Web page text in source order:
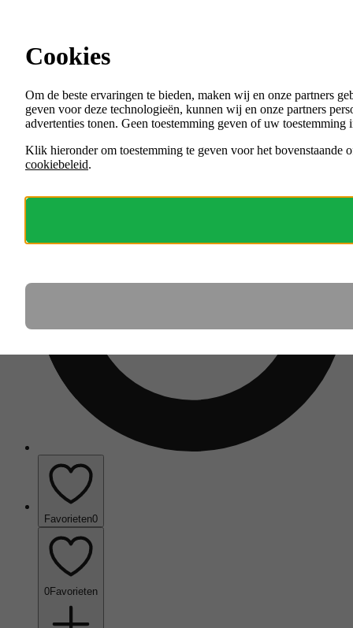
Menu
VACATURES
ORGANISATIES
Favorieten0
0Favorieten
Cookies
Om de beste ervaringen te bieden, maken wij en onze partners
geven voor deze technologieën, kunnen wij en onze partners
advertenties tonen. Geen toestemming geven of uw
Klik hieronder om toestemming te geven voor het bovenstaande
cookiebeleid.